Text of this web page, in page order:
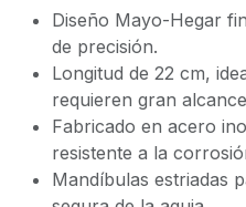
Diseño Mayo-Hegar
de precisión.
Longitud de 22 cm,
requieren gran
Fabricado en acero
resistente a la
Mandíbulas estriadas